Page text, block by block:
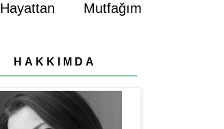
Hayattan Mutfağım
HAKKIMDA